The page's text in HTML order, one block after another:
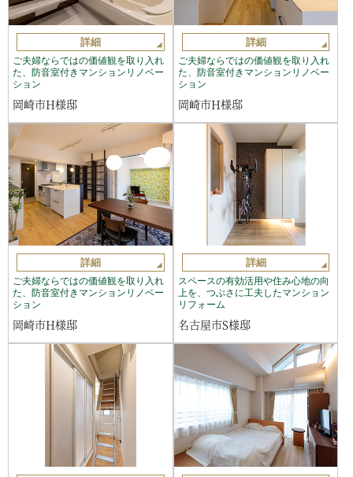
詳細
ご夫婦ならではの価値観を取り入れ
た、防音室付きマンションリノベー
ション
岡崎市H様邸
詳細
ご夫婦ならではの価値観を取り入れ
た、防音室付きマンションリノベー
ション
岡崎市H様邸
詳細
ご夫婦ならではの価値観を取り入れ
た、防音室付きマンションリノベー
ション
岡崎市H様邸
詳細
スペースの有効活用や住み心地の向
上を、つぶさに工夫したマンション
リフォーム
名古屋市S様邸